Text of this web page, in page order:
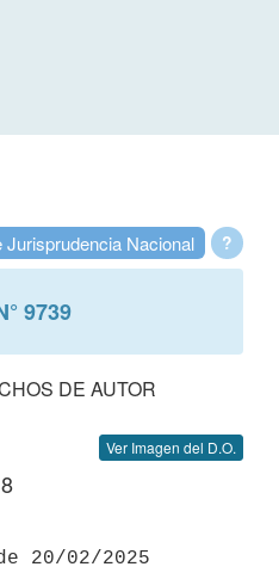
?
Jurisprudencia Nacional
9739
DE AUTOR
Ver Imagen del D.O.
20/02/2025